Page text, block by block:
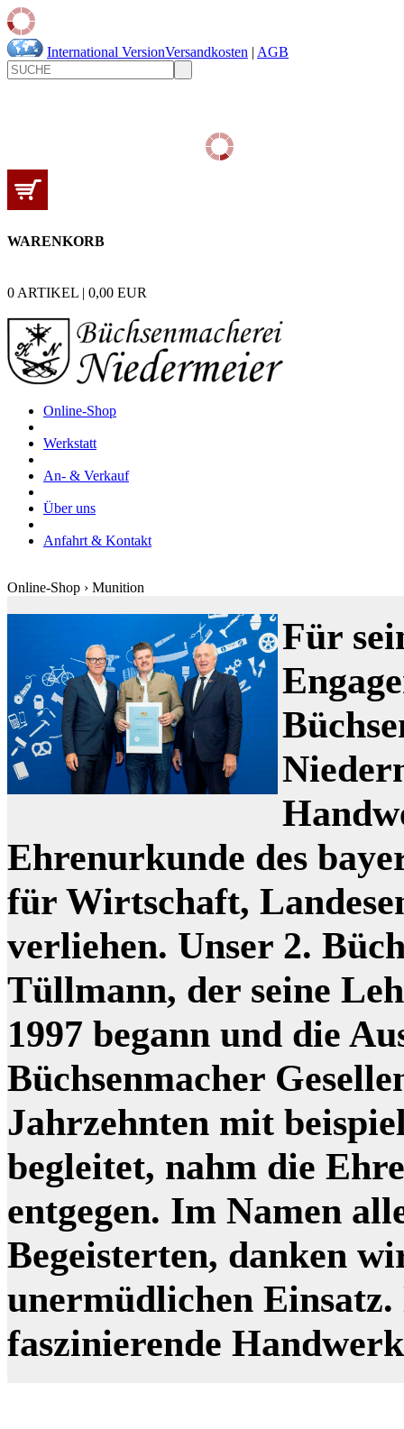
International VersionVersandkosten | AGB
WARENKORB
0 ARTIKEL | 0,00 EUR
Online-Shop
Werkstatt
An- & Verkauf
Über uns
Anfahrt & Kontakt
Online-Shop › Munition
Für
Ehrenurkunde des
für Wirtschaft,
verliehen. Unser 2.
Tüllmann, der seine
1997 begann und die
Büchsenmacher
Jahrzehnten mit
begleitet, nahm die
entgegen. Im Namen
Begeisterten, danken
unermüdlichen Einsatz.
faszinierende